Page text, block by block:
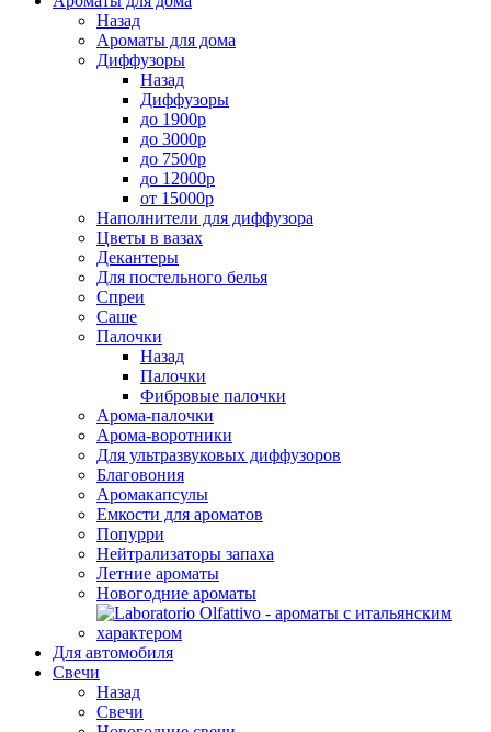
Назад
Ароматы для дома
Диффузоры
Назад
Диффузоры
до 1900р
до 3000р
до 7500р
до 12000р
от 15000р
Наполнители для диффузора
Цветы в вазах
Декантеры
Для постельного белья
Спреи
Саше
Палочки
Назад
Палочки
Фибровые палочки
Арома-палочки
Арома-воротники
Для ультразвуковых диффузоров
Благовония
Аромакапсулы
Емкости для ароматов
Попурри
Нейтрализаторы запаха
Летние ароматы
Новогодние ароматы
Для автомобиля
Свечи
Назад
Свечи